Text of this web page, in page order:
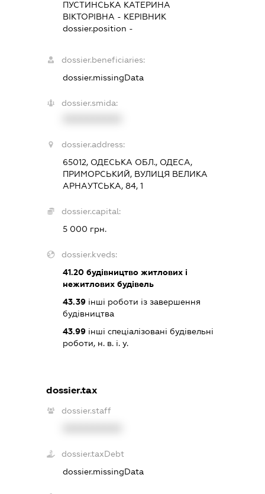
ПУСТИНСЬКА КАТЕРИНА
ВІКТОРІВНА - КЕРІВНИК
dossier.position -
dossier.beneficiaries:
dossier.missingData
dossier.smida:
dossier.address:
65012, ОДЕСЬКА ОБЛ., ОДЕСА,
ПРИМОРСЬКИЙ, ВУЛИЦЯ ВЕЛИКА
АРНАУТСЬКА, 84, 1
dossier.capital:
5 000 грн.
dossier.kveds:
41.20будівництво житлових і
нежитлових будівель
43.39інші роботи із завершення
будівництва
43.99інші спеціалізовані будівельні
роботи, н. в. і. у.
dossier.tax
dossier.staff
dossier.taxDebt
dossier.missingData